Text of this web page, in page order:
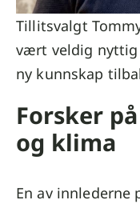
Tillitsvalgt
vært veldig nyttig
ny kunnskap
Forsker
og klima
En av innlederne